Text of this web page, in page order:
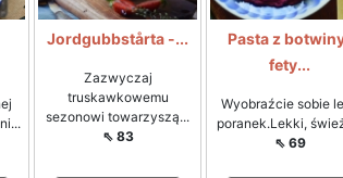
Jordgubbstårta -...
Zazwyczaj
truskawkowemu
sezonowi towarzyszą...
⇖ 83
Pasta z
fety...
Wyobraźcie sobie
poranek.Lekki,
⇖ 69